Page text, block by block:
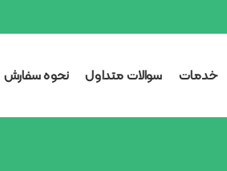
خدمات سوالات متداول نحوه سفارش